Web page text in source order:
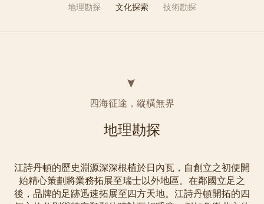
地理勘探 文化探索 技術勘探
四海征途，縱橫無界
地理勘探
江詩丹頓的歷史淵源深深根植於日內瓦，自創立之初便開
始精心策劃將業務拓展至瑞士以外地區。在鄰國立足之
後，品牌的足跡迅速拓展至四方天地。江詩丹頓開拓的四